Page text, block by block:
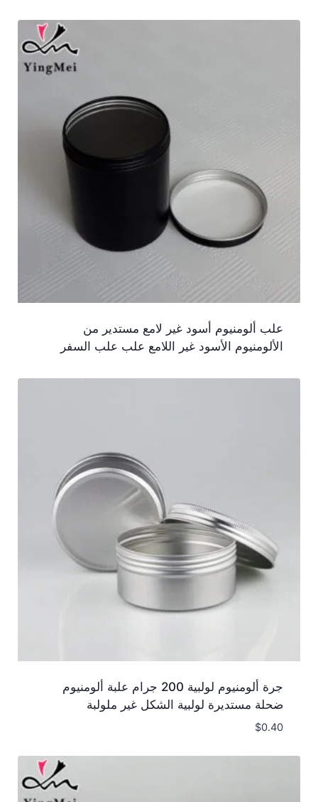
علب ألومنيوم أسود غير لامع مستدير من
الألومنيوم الأسود غير اللامع علب علب السفر
جرة ألومنيوم لولبية 200 جرام علبة ألومنيوم
ضحلة مستديرة لولبية الشكل غير ملولبة
$0.40